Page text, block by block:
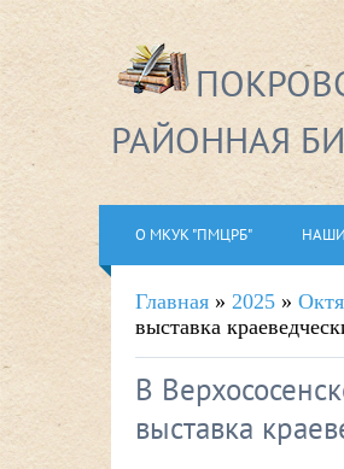
РАЙОННАЯ
О МКУК "ПМЦРБ"
Главная » 2025 »
выставка
В
выставка